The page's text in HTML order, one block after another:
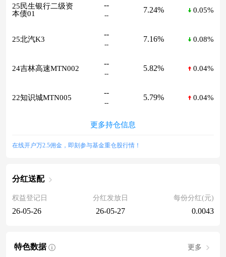
25民生银行二级资
本债01
--
--
7.24% 0.05%
25北汽K3
--
--
7.16% 0.08%
24吉林高速MTN002
--
--
5.82% 0.04%
22知识城MTN005
--
--
5.79% 0.04%
更多持仓信息
在线开户万2.5佣金，即刻参与基金重仓股行情！
分红送配
权益登记日
26-05-26
分红发放日
26-05-27
每份分红(元)
0.0043
特色数据 更多